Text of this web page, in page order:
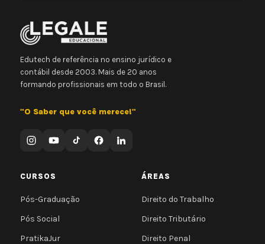
Edutech de referência no ensino jurídico e
contábil desde 2003. Mais de 20 anos
formando profissionais em todo o Brasil.
"O Saber que você merece!"
CURSOS
Pós-Graduação
Pós Social
PratikaJur
ÁREAS
Direito do Trabalho
Direito Tributário
Direito Penal